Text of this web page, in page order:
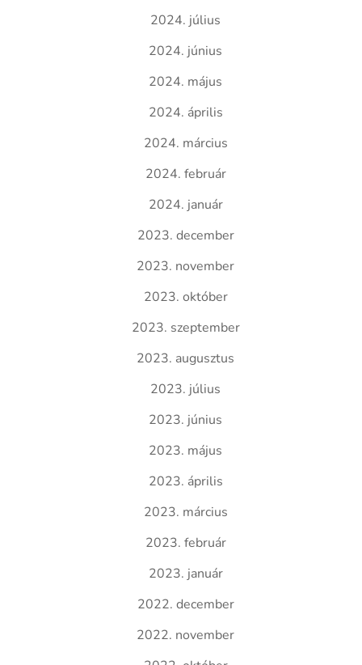
2024. július
2024. június
2024. május
2024. április
2024. március
2024. február
2024. január
2023. december
2023. november
2023. október
2023. szeptember
2023. augusztus
2023. július
2023. június
2023. május
2023. április
2023. március
2023. február
2023. január
2022. december
2022. november